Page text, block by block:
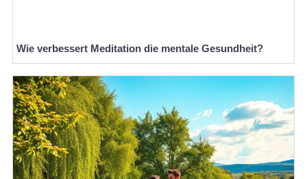
Wie verbessert Meditation die mentale Gesundheit?